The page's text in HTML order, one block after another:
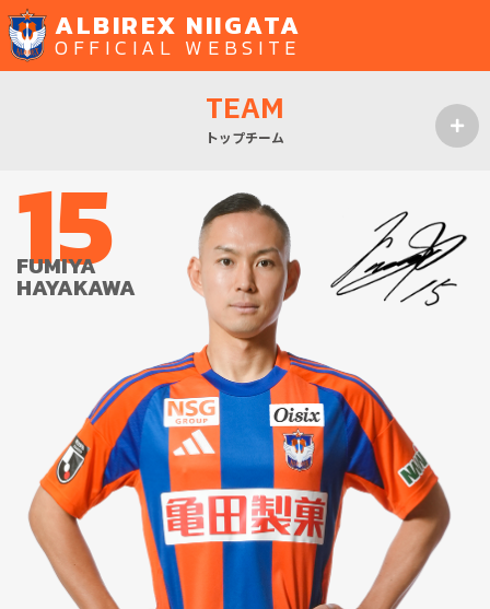
ALBIREX NIIGATA
OFFICIAL WEBSITE
TEAM
トップチーム
15
FUMIYA
HAYAKAWA